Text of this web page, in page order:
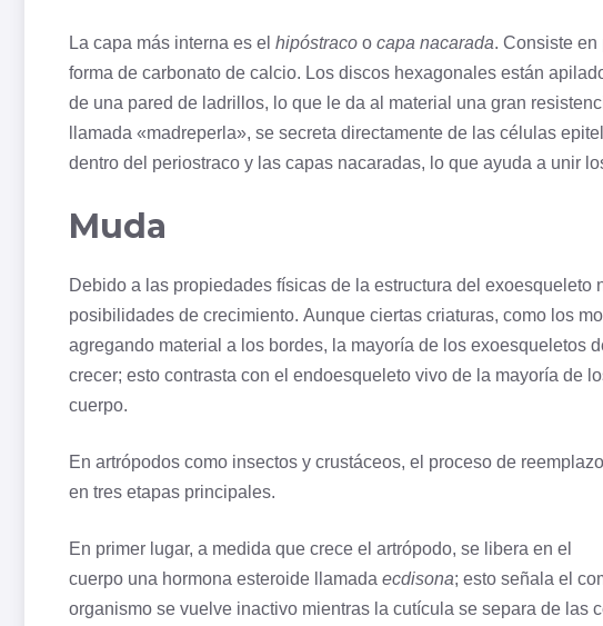
La capa más interna es el hipóstraco o capa nacarada. Consiste
forma de carbonato de calcio. Los discos hexagonales están
de una pared de ladrillos, lo que le da al material una gran
llamada «madreperla», se secreta directamente de las células
dentro del periostraco y las capas nacaradas, lo que ayuda a unir
Muda
Debido a las propiedades físicas de la estructura del exoesqueleto
posibilidades de crecimiento. Aunque ciertas criaturas, como los
agregando material a los bordes, la mayoría de los exoesqueletos
crecer; esto contrasta con el endoesqueleto vivo de la mayoría de
cuerpo.
En artrópodos como insectos y crustáceos, el proceso de
en tres etapas principales.
En primer lugar, a medida que crece el artrópodo, se libera en el
cuerpo una hormona esteroide llamada ecdisona; esto señala el
organismo se vuelve inactivo mientras la cutícula se separa de las